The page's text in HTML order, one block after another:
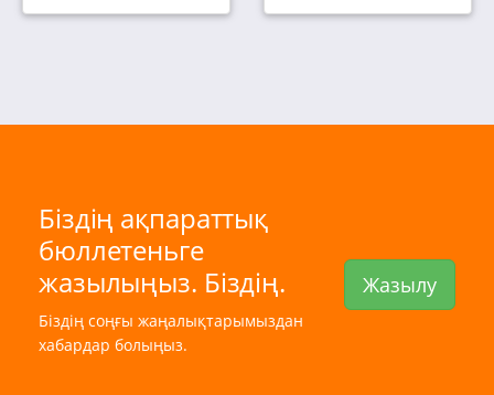
Біздің ақпараттық
бюллетеньге
жазылыңыз. Біздің.
Біздің соңғы жаңалықтарымыздан
хабардар болыңыз.
Жазылу